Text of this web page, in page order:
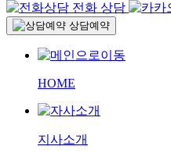
전화 상담
상담예약
HOME
지사소개